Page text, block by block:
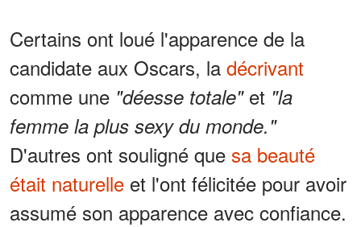
Certains ont loué l'apparence de la
candidate aux Oscars, la décrivant
comme une "déesse totale"et "la
femme la plus sexy du monde."
D'autres ont souligné que sa beauté
était naturelle et l'ont félicitée pour avoir
assumé son apparence avec confiance.